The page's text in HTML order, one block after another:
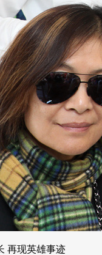
再现英雄事迹